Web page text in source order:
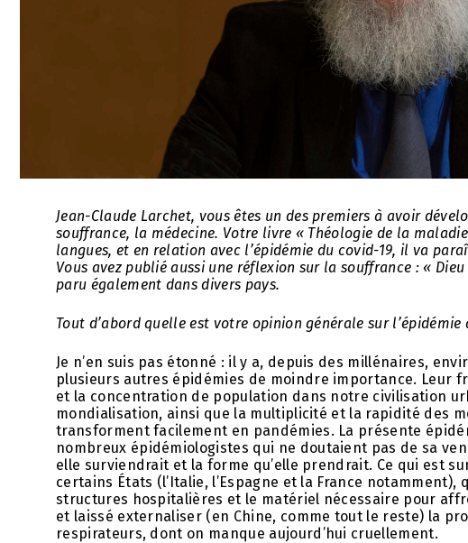
Jean-Claude Larchet, vous êtes un des premiers à avoir
souffrance, la médecine. Votre livre « Théologie de la
langues, et en relation avec l’épidémie du covid-19, il va
Vous avez publié aussi une réflexion sur la souffrance : «
paru également dans divers pays.
Tout d’abord quelle est votre opinion générale sur
Je n’en suis pas étonné : il y a, depuis des millénaires,
plusieurs autres épidémies de moindre importance. Leur
et la concentration de population dans notre civilisation
mondialisation, ainsi que la multiplicité et la rapidité des
transforment facilement en pandémies. La présente
nombreux épidémiologistes qui ne doutaient pas de sa
elle surviendrait et la forme qu’elle prendrait. Ce qui est
certains États (l’Italie, l’Espagne et la France
structures hospitalières et le matériel nécessaire pour
et laissé externaliser (en Chine, comme tout le reste) la
respirateurs, dont on manque aujourd’hui cruellement.